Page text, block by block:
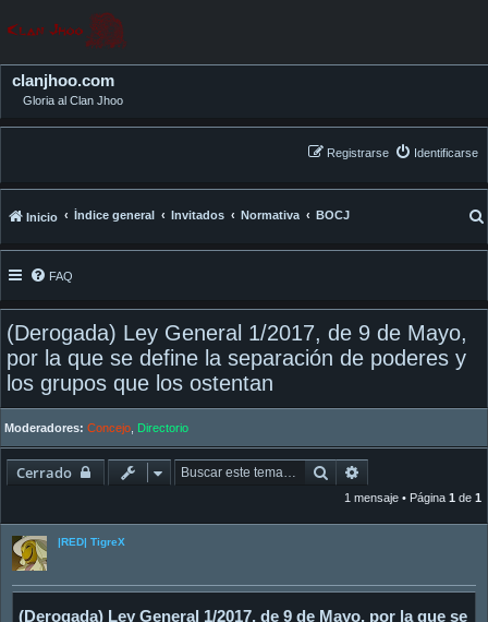
clanjhoo.com
Gloria al Clan Jhoo
Identificarse
Registrarse
Inicio Índice general Invitados Normativa BOCJ
FAQ
(Derogada) Ley General 1/2017, de 9 de Mayo,
por la que se define la separación de poderes y
los grupos que los ostentan
Moderadores: Concejo Directorio
Cerrado Buscar
1 mensaje • Página 1 de 1
|RED| TigreX
(Derogada) Ley General 1/2017, de 9 de Mayo, por la que se